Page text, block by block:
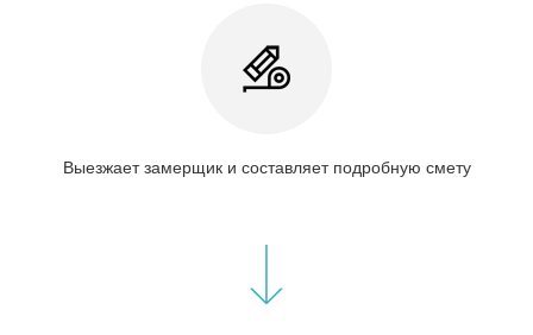
Выезжает замерщик и составляет подробную смету